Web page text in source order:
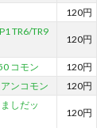
120円
TR6/TR9
120円
コモン
120円
ンコモン 120円
しだッ
120円